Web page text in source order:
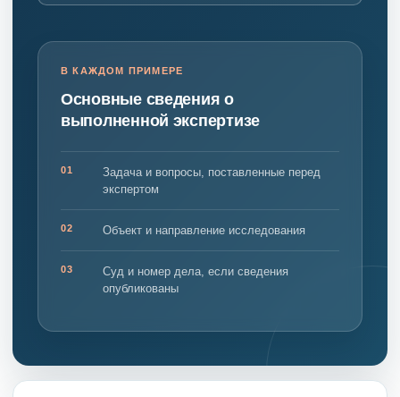
В КАЖДОМ ПРИМЕРЕ
Основные сведения о
выполненной экспертизе
01
Задача и вопросы, поставленные перед
экспертом
02 Объект и направление исследования
03
Суд и номер дела, если сведения
опубликованы